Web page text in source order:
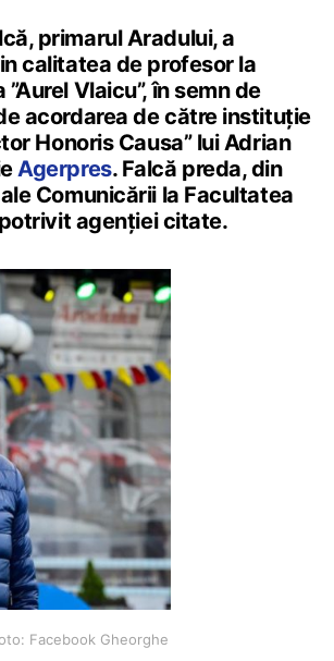
primarul Aradului, a
calitatea de profesor la
Vlaicu”, în semn de
acordarea de către instituție
Honoris Causa” lui Adrian
Agerpres. Falcă preda, din
Comunicării la Facultatea
agenției citate.
Facebook Gheorghe